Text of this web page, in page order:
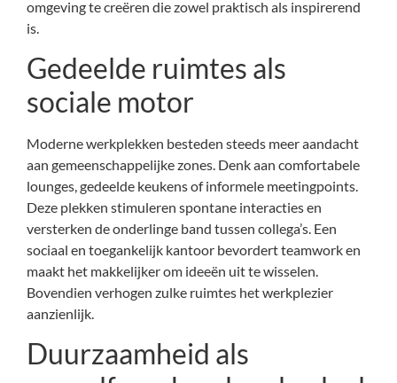
omgeving te creëren die zowel praktisch als inspirerend
is.
Gedeelde ruimtes als
sociale motor
Moderne werkplekken besteden steeds meer aandacht
aan gemeenschappelijke zones. Denk aan comfortabele
lounges, gedeelde keukens of informele meetingpoints.
Deze plekken stimuleren spontane interacties en
versterken de onderlinge band tussen collega’s. Een
sociaal en toegankelijk kantoor bevordert teamwork en
maakt het makkelijker om ideeën uit te wisselen.
Bovendien verhogen zulke ruimtes het werkplezier
aanzienlijk.
Duurzaamheid als